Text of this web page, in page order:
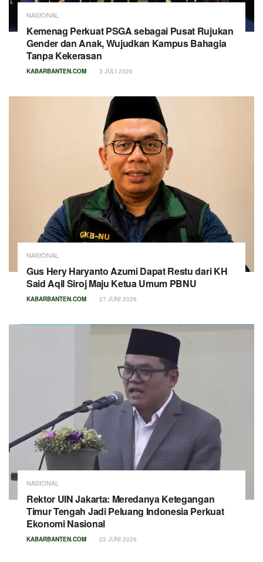
NASIONAL
Kemenag Perkuat PSGA sebagai Pusat Rujukan
Gender dan Anak, Wujudkan Kampus Bahagia
Tanpa Kekerasan
KABARBANTEN.COM 3 JULI 2026
NASIONAL
Gus Hery Haryanto Azumi Dapat Restu dari KH
Said Aqil Siroj Maju Ketua Umum PBNU
KABARBANTEN.COM 27 JUNI 2026
NASIONAL
Rektor UIN Jakarta: Meredanya Ketegangan
Timur Tengah Jadi Peluang Indonesia Perkuat
Ekonomi Nasional
KABARBANTEN.COM 23 JUNI 2026